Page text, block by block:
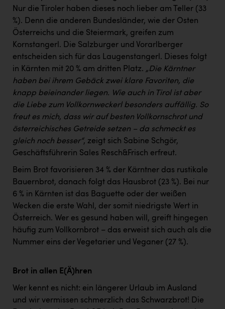
Dopgas
kunden basics
Nur die Tiroler haben dieses noch lieber am Teller (33
%). Denn die anderen Bundesländer, wie der Osten
Österreichs und die Steiermark, greifen zum
Kornstangerl. Die Salzburger und Vorarlberger
entscheiden sich für das Laugenstangerl. Dieses folgt
in Kärnten mit 20 % am dritten Platz. „Die Kärntner
haben bei ihrem Gebäck zwei klare Favoriten, die
knapp beieinander liegen. Wie auch in Tirol ist aber
die Liebe zum Vollkornweckerl besonders auffällig. So
freut es mich, dass wir auf besten Vollkornschrot und
österreichisches Getreide setzen – da schmeckt es
gleich noch besser“, zeigt sich Sabine Schgör,
Geschäftsführerin Sales Resch&Frisch erfreut.
Beim Brot favorisieren 34 % der Kärntner das rustikale
Bauernbrot, danach folgt das Hausbrot (23 %). Bei nur
6 % in Kärnten ist das Baguette oder der weißen
Wecken die erste Wahl, der somit niedrigste Wert in
Österreich. Wer es gesund haben will, greift hingegen
häufig zum Vollkornbrot – das erweist sich auch als die
Nummer eins der Vegetarier und Veganer (27 %).
Brot in allen E(Ä)hren
Wer kennt es nicht: ein längerer Urlaub im Ausland
und wir vermissen schmerzlich das Schwarzbrot! Die